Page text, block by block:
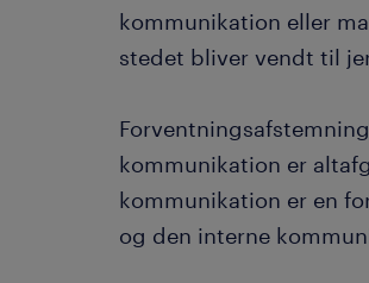
kommunikation eller
stedet bliver vendt til
kommunikation er
kommunikation er en
og den interne